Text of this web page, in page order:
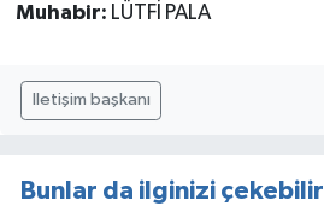
Muhabir: LÜTFİ PALA
Iletişim başkanı
Bunlar da ilginizi çekebilir